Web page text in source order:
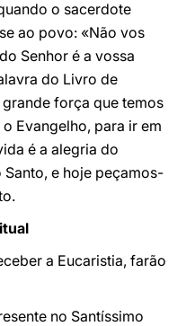
o sacerdote
ao povo: «Não vos
Senhor é a vossa
do Livro de
força que temos
Evangelho, para ir em
é a alegria do
e hoje peçamos-
a Eucaristia, farão
no Santíssimo